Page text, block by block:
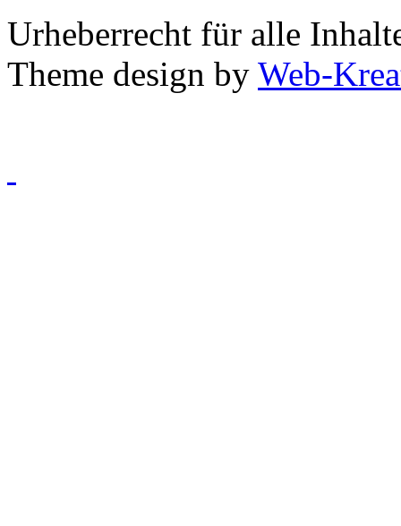
Urheberrecht für alle
Theme design by Web-